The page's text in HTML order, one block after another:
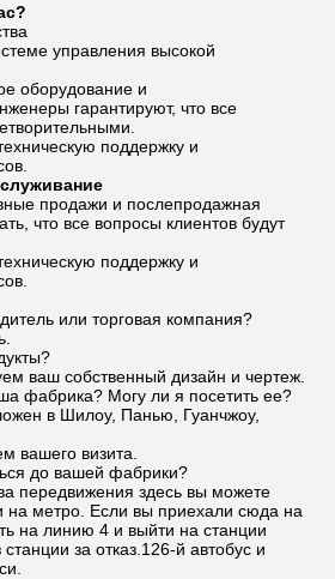
управления высокой
оборудование и
гарантируют, что все
поддержку и
продажи и послепродажная
что все вопросы клиентов будут
поддержку и
или торговая компания?
ваш собственный дизайн и чертеж.
фабрика? Могу ли я посетить ее?
в Шилоу, Панью, Гуанчжоу,
вашего визита.
до вашей фабрики?
передвижения здесь вы можете
на метро. Если вы приехали сюда на
на линию 4 и выйти на станции
за отказ.126-й автобус и